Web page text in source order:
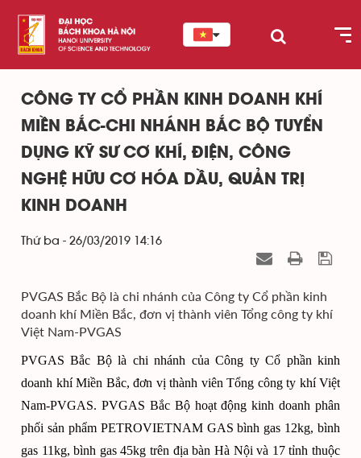
CÔNG TY CỔ PHẦN KINH DOANH KHÍ
MIỀN BẮC-CHI NHÁNH BẮC BỘ TUYỂN
DỤNG KỸ SƯ CƠ KHÍ, ĐIỆN, CÔNG
NGHỆ HỮU CƠ HÓA DẦU, QUẢN TRỊ
KINH DOANH
Thứ ba - 26/03/2019 14:16
PVGAS Bắc Bộ là chi nhánh của Công ty Cổ phần kinh
doanh khí Miền Bắc, đơn vị thành viên Tổng công ty khí
Việt Nam-PVGAS
PVGAS Bắc Bộ là chi nhánh của Công ty Cổ phần kinh
doanh khí Miền Bắc, đơn vị thành viên Tổng công ty khí Việt
Nam-PVGAS. PVGAS Bắc Bộ hoạt động kinh doanh phân
phối sản phẩm PETROVIETNAM GAS bình gas 12kg, bình
gas 11kg, bình gas 45kg trên địa bàn Hà Nội và 17 tỉnh thuộc